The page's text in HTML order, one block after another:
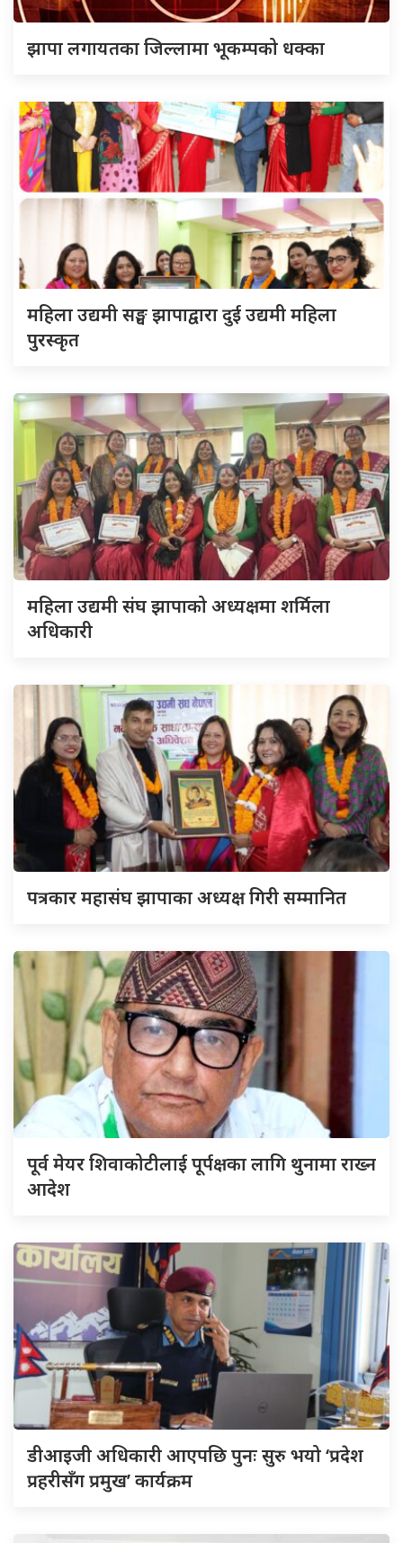
झापा लगायतका जिल्लामा भूकम्पको धक्का
महिला उद्यमी सङ्घ झापाद्वारा दुई उद्यमी महिला
पुरस्कृत
महिला उद्यमी संघ झापाको अध्यक्षमा शर्मिला
अधिकारी
पत्रकार महासंघ झापाका अध्यक्ष गिरी सम्मानित
पूर्व मेयर शिवाकोटीलाई पूर्पक्षका लागि थुनामा राख्न
आदेश
डीआइजी अधिकारी आएपछि पुनः सुरु भयो ‘प्रदेश
प्रहरीसँग प्रमुख’ कार्यक्रम